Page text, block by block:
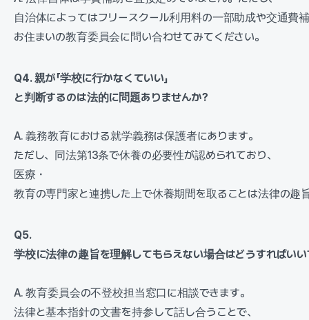
自治体によってはフリースクール利用料の一部助成や交通費
お住まいの教育委員会に問い合わせてみてください。
Q4. 親が「学校に行かなくていい」
と判断するのは法的に問題ありませんか?
A. 義務教育における就学義務は保護者にあります。
ただし、同法第13条で休養の必要性が認められており、
医療・
教育の専門家と連携した上で休養期間を取ることは法律の趣
Q5.
学校に法律の趣旨を理解してもらえない場合はどうすればい
A. 教育委員会の不登校担当窓口に相談できます。
法律と基本指針の文書を持参して話し合うことで、